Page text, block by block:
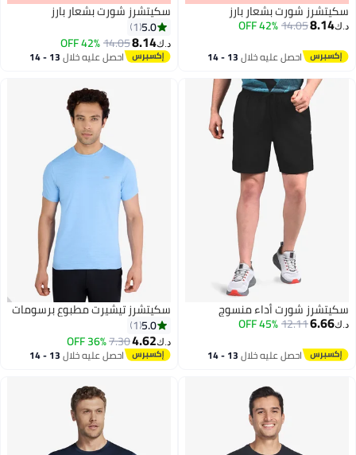
سكيتشرز شورت بشعار بارز
د.ك‏8.14
14.05
42% OFF
احصل عليه خلال 13 - 14
سكيتشرز شورت بشعار بارز
5.0
1
د.ك‏8.14
14.05
42% OFF
احصل عليه خلال 13 - 14
سكيتشرز شورت أداء منسوج
د.ك‏6.66
12.11
45% OFF
احصل عليه خلال 13 - 14
سكيتشرز تيشيرت مطبوع برسومات
5.0
1
د.ك‏4.62
7.30
36% OFF
احصل عليه خلال 13 - 14